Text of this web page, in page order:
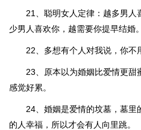
21、聪明女人定律：越多男人
少男人喜欢你，越需要你提早结婚。
22、多想有个人对我说，你不
23、原本以为婚姻比爱情更甜
感觉好累。
24、婚姻是爱情的坟墓，墓里
的人幸福，所以才会有人向里跳。